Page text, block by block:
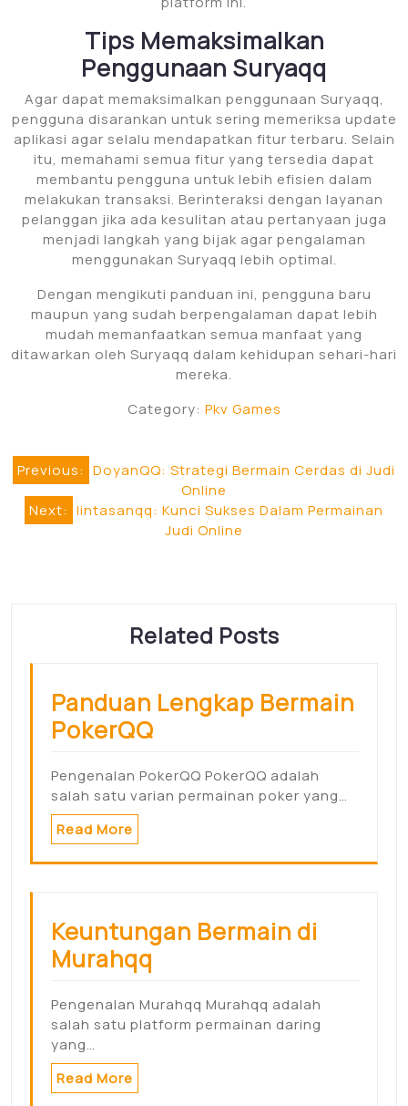
Tips Memaksimalkan
Penggunaan Suryaqq
Agar dapat memaksimalkan penggunaan Suryaqq,
pengguna disarankan untuk sering memeriksa update
aplikasi agar selalu mendapatkan fitur terbaru. Selain
itu, memahami semua fitur yang tersedia dapat
membantu pengguna untuk lebih efisien dalam
melakukan transaksi. Berinteraksi dengan layanan
pelanggan jika ada kesulitan atau pertanyaan juga
menjadi langkah yang bijak agar pengalaman
menggunakan Suryaqq lebih optimal.
Dengan mengikuti panduan ini, pengguna baru
maupun yang sudah berpengalaman dapat lebih
mudah memanfaatkan semua manfaat yang
ditawarkan oleh Suryaqq dalam kehidupan sehari-hari
mereka.
Category: Pkv Games
Post
navigation
Previous: DoyanQQ: Strategi Bermain Cerdas di Judi
Online
Next: lintasanqq: Kunci Sukses Dalam Permainan
Judi Online
Related Posts
Panduan Lengkap Bermain
PokerQQ
Pengenalan PokerQQ PokerQQ adalah
salah satu varian permainan poker yang…
Read More
Keuntungan Bermain di
Murahqq
Pengenalan Murahqq Murahqq adalah
salah satu platform permainan daring
yang…
Read More